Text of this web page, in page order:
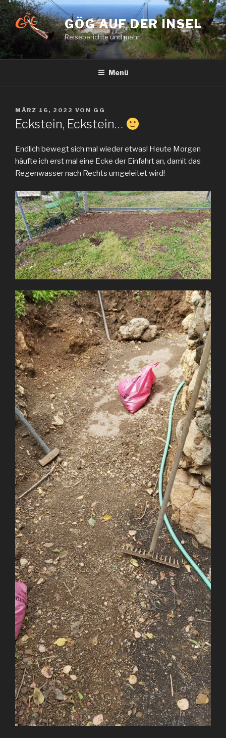
Zum
Inhalt
springen
GÖG AUF DER INSEL
Reiseberichte und mehr.
Menü
VERÖFFENTLICHT
AM
MÄRZ 16, 2022 VON GG
Eckstein, Eckstein…
Endlich bewegt sich mal wieder etwas! Heute Morgen
häufte ich erst mal eine Ecke der Einfahrt an, damit das
Regenwasser nach Rechts umgeleitet wird!